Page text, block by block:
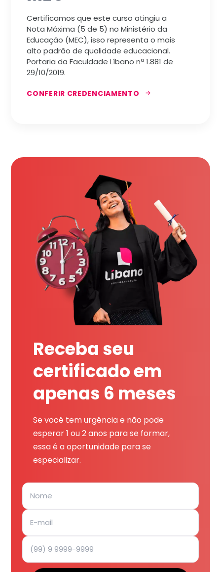
Certificamos que este curso atingiu a
Nota Máxima (5 de 5) no Ministério da
Educação (MEC), isso representa o mais
alto padrão de qualidade educacional.
Portaria da Faculdade Líbano nª 1.881 de
29/10/2019.
CONFERIR CREDENCIAMENTO
Receba seu
certificado em
apenas 6 meses
Se você tem urgência e não pode
esperar 1 ou 2 anos para se formar,
essa é a oportunidade para se
especializar.